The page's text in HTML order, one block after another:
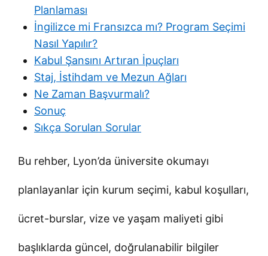
Planlaması
İngilizce mi Fransızca mı? Program Seçimi
Nasıl Yapılır?
Kabul Şansını Artıran İpuçları
Staj, İstihdam ve Mezun Ağları
Ne Zaman Başvurmalı?
Sonuç
Sıkça Sorulan Sorular
Bu rehber, Lyon’da üniversite okumayı
planlayanlar için kurum seçimi, kabul koşulları,
ücret-burslar, vize ve yaşam maliyeti gibi
başlıklarda güncel, doğrulanabilir bilgiler